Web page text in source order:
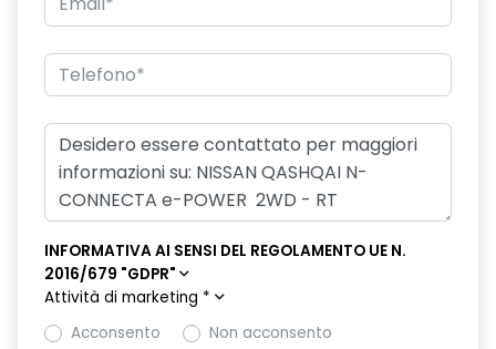
INFORMATIVA AI SENSI DEL REGOLAMENTO UE N.
2016/679 "GDPR"
Attività di marketing *
Acconsento
Non acconsento